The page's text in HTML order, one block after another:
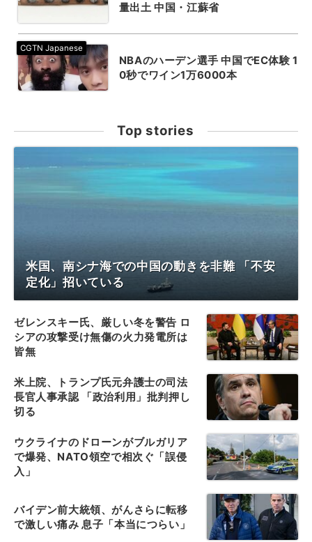
量出土 中国・江蘇省
NBAのハーデン選手 中国でEC体験 1
0秒でワイン1万6000本
Top stories
米国、南シナ海での中国の動きを非難 「不安
定化」招いている
ゼレンスキー氏、厳しい冬を警告 ロ
シアの攻撃受け無傷の火力発電所は
皆無
米上院、トランプ氏元弁護士の司法
長官人事承認 「政治利用」批判押し
切る
ウクライナのドローンがブルガリア
で爆発、NATO領空で相次ぐ「誤侵
入」
バイデン前大統領、がんさらに転移
で激しい痛み 息子「本当につらい」